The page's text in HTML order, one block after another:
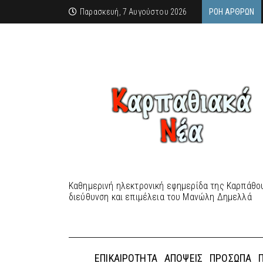
Παρασκευή, 7 Αυγούστου 2026 ΡΟΉ ΆΡΘΡΩΝ
Καθημερινή ηλεκτρονική εφημερίδα της
διεύθυνση και επιμέλεια του Μανώλη Δημελλά
ΕΠΙΚΑΙΡΌΤΗΤΑ ΑΠΌΨΕΙΣ ΠΡΌΣΩΠΑ